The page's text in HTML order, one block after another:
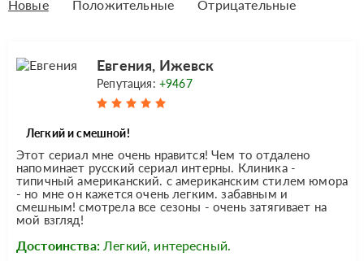
Новые Положительные Отрицательные
Евгения, Ижевск
Репутация: +9467
Легкий и смешной!
Этот сериал мне очень нравится! Чем то отдалено
напоминает русский сериал интерны. Клиника -
типичный американский. с американским стилем юмора
- но мне он кажется очень легким. забавным и
смешным! смотрела все сезоны - очень затягивает на
мой взгляд!
Достоинства: Легкий, интересный.